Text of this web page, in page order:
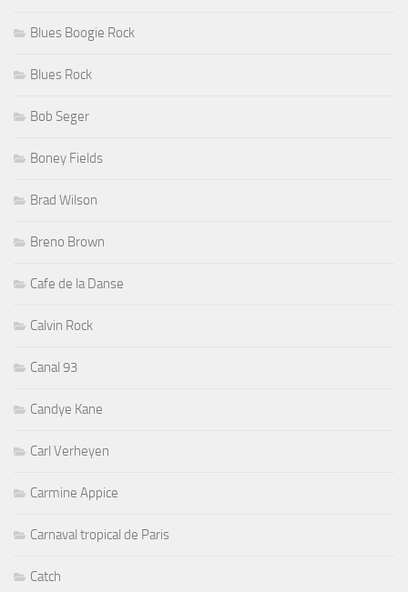
Blues Boogie Rock
Blues Rock
Bob Seger
Boney Fields
Brad Wilson
Breno Brown
Cafe de la Danse
Calvin Rock
Canal 93
Candye Kane
Carl Verheyen
Carmine Appice
Carnaval tropical de Paris
Catch